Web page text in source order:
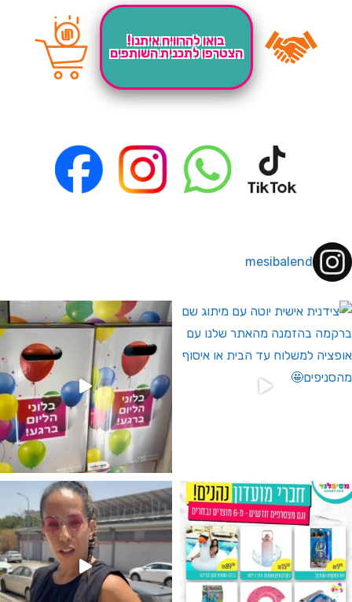
בואו להרוויח איתנו!
הצטרפו לתכנית השותפים
mesibalend
לחברי מועדון ומצטרפים חדשים🤍
מין העובר רק במסיבלנד !! קיים